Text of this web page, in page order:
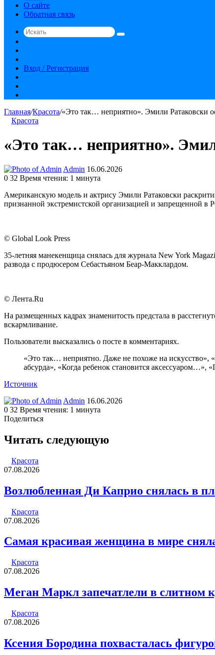
О сайте
Обратная связь
Искать
статья
Вход / Регистрация
Главная/Красота/«Это так… неприятно». Эмили Ратаковски
Красота
«Это так… неприятно».
Admin Send
an
16.06.2026
0 32 Время чтения: 1 минута
Американскую модель и актрису Эмили Ратаковски
признанной экстремистской организацией и запрещенной в
© Global Look Press
35-летняя манекенщица снялась для журнала New York
развода с продюсером Себастьяном Беар-Макклардом.
© Лента.Ru
На размещенных кадрах знаменитость предстала в
вскармливание.
Пользователи высказались о посте в комментариях.
«Это так… неприятно. Даже не похоже на искусство»,
абсурда», «Когда ребенок становится аксессуаром…»,
Источник
Admin Send
an
16.06.2026
0 32 Время чтения: 1 минута
Поделиться
через
электронную
Читать следующую
Красота
07.08.2026
Возлюбленная Ди Каприо снялась в
Красота
07.08.2026
Самая красивая женщина в мире
Красота
07.08.2026
Меган Маркл запечатлели в слитном
Красота
07.08.2026
Ксения Бородина похвасталась